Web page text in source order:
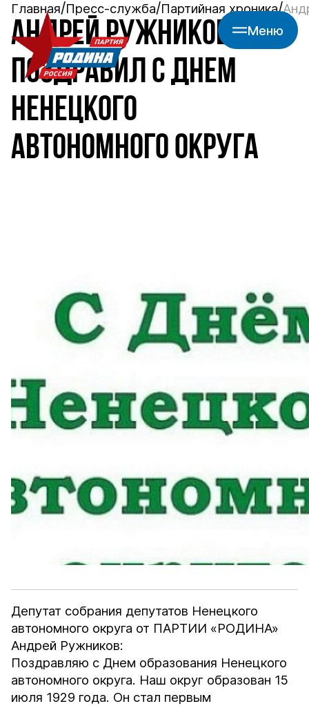
Меню
Главная Пресс-служба Партийная хроника
АНДРЕЙ РУЖНИКОВ
ПОЗДРАВИЛ С ДНЕМ
НЕНЕЦКОГО
АВТОНОМНОГО ОКРУГА
Депутат собрания депутатов Ненецкого
автономного округа от ПАРТИИ «РОДИНА»
Андрей Ружников:
Поздравляю с Днем образования Ненецкого
автономного округа. Наш округ образован 15
июля 1929 года. Он стал первым